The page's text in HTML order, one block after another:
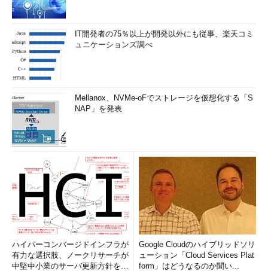
うすっか。
では、年始めに、皆さんご唱和ください。
ビヨンド・クールジャパン！
中村伊知哉
アデザイン研究科教授。
京都大学経済学部卒業。慶應義塾大学博士
（政策・メディア）。
デジタル教科書教材協議会副会長、 デジタ
ルサイネージコンソーシアム理事長、NPO
法人CANVAS副理事長、融合研究所代表理事
などを兼務。内閣官房知的財産戦略本部、
IT開発者の75％以上が開発以外にも従事、楽天コミ
ュニケーションズ調べ
Mellanox、NVMe-oFでストレージを仮想化する「S
NAP」を発表
ハイパーコンバージドインフラが
有力な選択肢、ノークリサーチが
中堅中小業のサーバ更新方針を調
Google Cloudのハイブリッドソリ
ューション「Cloud Services Plat
form」はどうなるのか聞い...